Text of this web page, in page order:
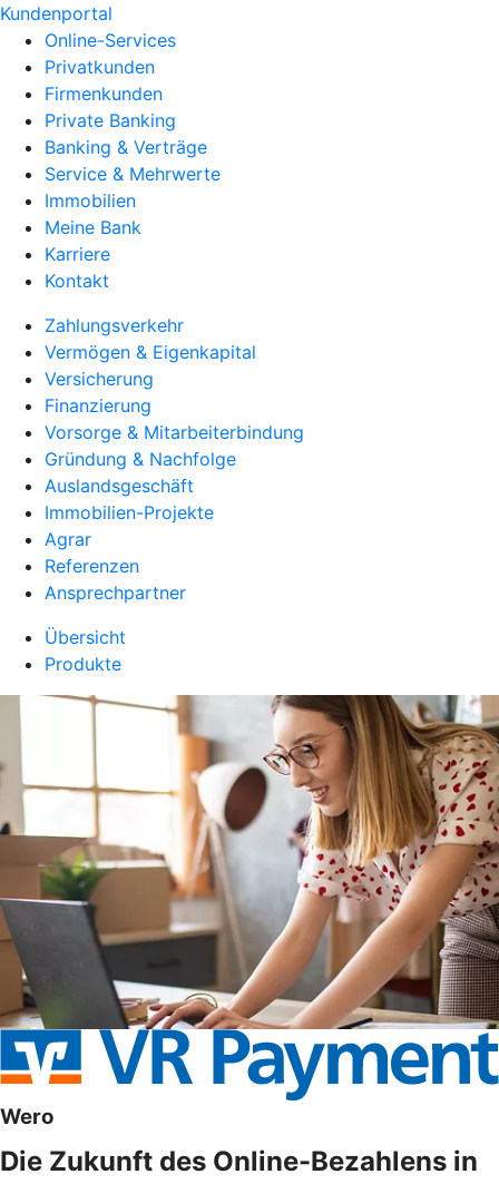
Kundenportal
Online-Services
Privatkunden
Firmenkunden
Private Banking
Banking & Verträge
Service & Mehrwerte
Immobilien
Meine Bank
Karriere
Kontakt
Zahlungsverkehr
Vermögen & Eigenkapital
Versicherung
Finanzierung
Vorsorge & Mitarbeiterbindung
Gründung & Nachfolge
Auslandsgeschäft
Immobilien-Projekte
Agrar
Referenzen
Ansprechpartner
Übersicht
Produkte
Wero
Die Zukunft des Online-Bezahlens in